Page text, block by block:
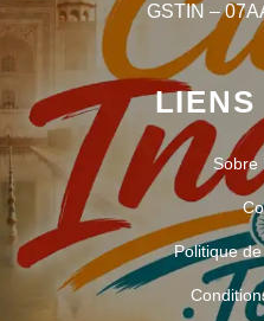
GSTIN –
LIENS
Sobre
Politique